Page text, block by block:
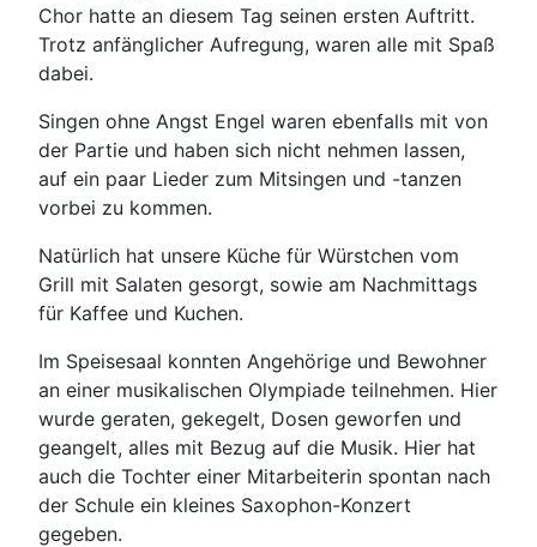
Chor hatte an diesem Tag seinen ersten Auftritt.
Trotz anfänglicher Aufregung, waren alle mit Spaß
dabei.
Singen ohne Angst Engel waren ebenfalls mit von
der Partie und haben sich nicht nehmen lassen,
auf ein paar Lieder zum Mitsingen und -tanzen
vorbei zu kommen.
Natürlich hat unsere Küche für Würstchen vom
Grill mit Salaten gesorgt, sowie am Nachmittags
für Kaffee und Kuchen.
Im Speisesaal konnten Angehörige und Bewohner
an einer musikalischen Olympiade teilnehmen. Hier
wurde geraten, gekegelt, Dosen geworfen und
geangelt, alles mit Bezug auf die Musik. Hier hat
auch die Tochter einer Mitarbeiterin spontan nach
der Schule ein kleines Saxophon-Konzert
gegeben.